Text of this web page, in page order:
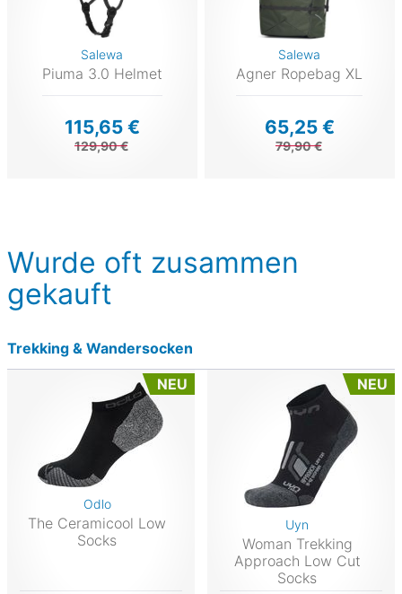
Salewa
Piuma 3.0 Helmet
115,65 €
129,90 €
Salewa
Agner Ropebag XL
65,25 €
79,90 €
Wurde oft zusammen
gekauft
Trekking & Wandersocken
NEU
Odlo
The Ceramicool Low
Socks
NEU
Uyn
Woman Trekking
Approach Low Cut
Socks